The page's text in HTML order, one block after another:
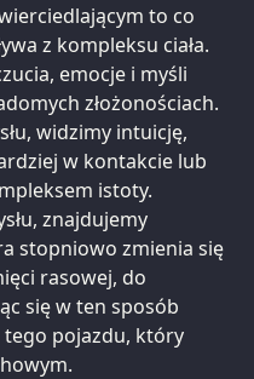
to co
z kompleksu ciała.
emocje i myśli
złożonościach.
widzimy intuicję,
w kontakcie lub
istoty.
znajdujemy
stopniowo zmienia się
rasowej, do
się w ten sposób
pojazdu, który